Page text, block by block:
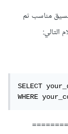
مناسب ثم
SELECT
WHERE